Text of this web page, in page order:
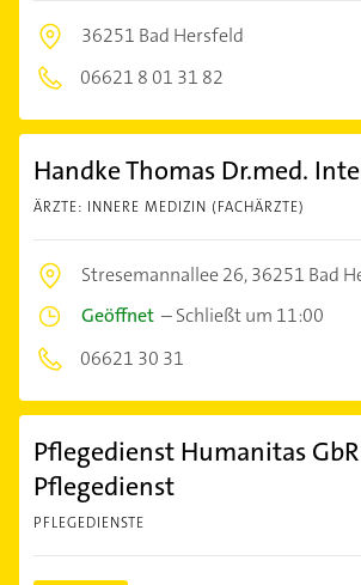
36251 Bad Hersfeld
06621 8 01 31 82
Handke Thomas Dr.med.
ÄRZTE: INNERE MEDIZIN (FACHÄRZTE)
Stresemannallee 26,36251 Bad
Geöffnet –Schließt um 11:00
06621 30 31
Pflegedienst Humanitas GbR
Pflegedienst
PFLEGEDIENSTE